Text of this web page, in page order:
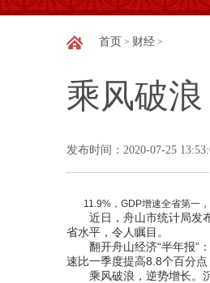
首页 > 财经 >
乘风破
发布时间：2020-07-25
11.9%，GDP增速全省第一，
近日，舟山市统计局发布
省水平，令人瞩目。
翻开舟山经济“半年报”：
速比一季度提高8.8个百分
乘风破浪，逆势增长。沉